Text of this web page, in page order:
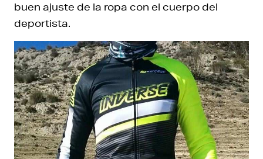
buen ajuste de la ropa con el cuerpo del
deportista.